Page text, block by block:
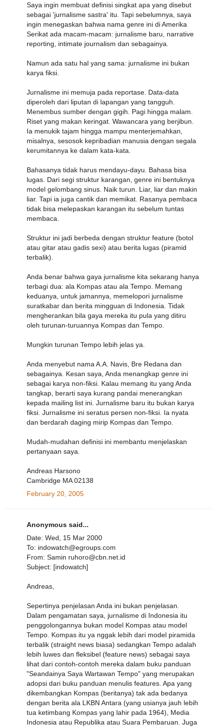
Saya ingin membuat definisi singkat apa yang disebut
sebagai 'jurnalisme sastra' itu. Tapi sebelumnya, saya
ingin menegaskan bahwa nama genre ini di Amerika
Serikat ada macam-macam: jurnalisme baru, narrative
reporting, intimate journalism dan sebagainya.
Namun ada satu hal yang sama: jurnalisme ini bukan
karya fiksi.
Jurnalisme ini memuja pada reportase. Data-data
diperoleh dari liputan di lapangan yang tangguh.
Menembus sumber dengan gigih. Pagi hingga malam.
Riset yang makan keringat. Wawancara yang berjibun.
Ia menukik tajam hingga mampu menterjemahkan,
misalnya, sesosok kepribadian manusia dengan segala
kerumitannya ke dalam kata-kata.
Bahasanya tidak harus mendayu-dayu. Bahasa bisa
lugas. Dari segi struktur karangan, genre ini bentuknya
model gelombang sinus. Naik turun. Liar, liar dan makin
liar. Tapi ia juga cantik dan memikat. Rasanya pembaca
tidak bisa melepaskan karangan itu sebelum tuntas
membaca.
Struktur ini jadi berbeda dengan struktur feature (botol
atau gitar atau gadis sexi) atau berita lugas (piramid
terbalik).
Anda benar bahwa gaya jurnalisme kita sekarang hanya
terbagi dua: ala Kompas atau ala Tempo. Memang
keduanya, untuk jamannya, memelopori jurnalisme
suratkabar dan berita mingguan di Indonesia. Tidak
mengherankan bila gaya mereka itu pula yang ditiru
oleh turunan-turuannya Kompas dan Tempo.
Mungkin turunan Tempo lebih jelas ya.
Anda menyebut nama A.A. Navis, Bre Redana dan
sebagainya. Kesan saya, Anda menangkap genre ini
sebagai karya non-fiksi. Kalau memang itu yang Anda
tangkap, berarti saya kurang pandai menerangkan
kepada mailing list ini. Jurnalisme baru itu bukan karya
fiksi. Jurnalisme ini seratus persen non-fiksi. Ia nyata
dan berdarah daging mirip Kompas dan Tempo.
Mudah-mudahan definisi ini membantu menjelaskan
pertanyaan saya.
Andreas Harsono
Cambridge MA 02138
February 20, 2005
Anonymous said...
Date: Wed, 15 Mar 2000
To: indowatch@egroups.com
From: Samin ruhoro@cbn.net.id
Subject: [indowatch]
Andreas,
Sepertinya penjelasan Anda ini bukan penjelasan.
Dalam pengamatan saya, jurnalisme di Indonesia itu
penggolongannya bukan model Kompas atau model
Tempo. Kompas itu ya nggak lebih dari model piramida
terbalik (straight news biasa) sedangkan Tempo adalah
lebih luwes dan fleksibel (feature news) sebagai saya
lihat dari contoh-contoh mereka dalam buku panduan
"Seandainya Saya Wartawan Tempo" yang merupakan
adopsi dari buku panduan menulis features. Apa yang
dikembangkan Kompas (beritanya) tak ada bedanya
dengan berita ala LKBN Antara (yang usianya jauh lebih
tua ketimbang Kompas yang lahir pada 1964), Media
Indonesia atau Republika atau Suara Pembaruan. Juga